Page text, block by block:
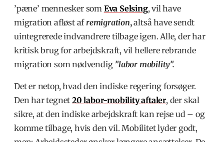
’pæne’ mennesker som Eva Selsing, vil have
migration afløst afremigration,altså have sendt
uintegrerede indvandrere tilbage igen. Alle, der har
kritisk brug for arbejdskraft, vil hellere rebrande
migration som nødvendig ”labor mobility”.
Det er netop, hvad den indiske regering forsøger.
Den har tegnet20 labor-mobility aftaler, der skal
sikre, at den indiske arbejdskraft kan rejse ud – og
komme tilbage, hvis den vil. Mobilitet lyder godt,